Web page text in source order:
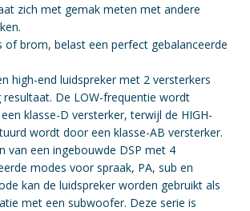
zich met gemak meten met andere
of brom, belast een perfect gebalanceerde
high-end luidspreker met 2 versterkers
De LOW-frequentie wordt
klasse-D versterker, terwijl de HIGH-
wordt door een klasse-AB versterker.
van een ingebouwde DSP met 4
modes voor spraak, PA, sub en
kan de luidspreker worden gebruikt als
met een subwoofer. Deze serie is